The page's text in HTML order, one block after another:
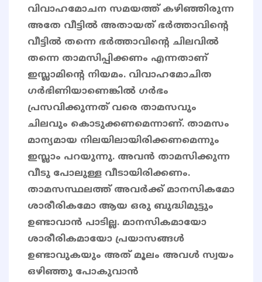
വിവാഹമോചന സമയത്ത് കഴിഞ്ഞിരുന്ന
അതേ വീട്ടിൽ അതായത് ഭർത്താവിൻ്റെ
വീട്ടിൽ തന്നെ ഭർത്താവിന്റെ ചിലവിൽ
തന്നെ താമസിപ്പിക്കണം എന്നതാണ്
ഇസ്ലാമിൻ്റെ നിയമം. വിവാഹമോചിത
ഗര്‍ഭിണിയാണെങ്കില്‍ ഗര്‍ഭം
പ്രസവിക്കുന്നത് വരെ താമസവും
ചിലവും കൊടുക്കണമെന്നാണ്. താമസം
മാന്യമായ നിലയിലായിരിക്കണമെന്നും
ഇസ്ലാം പറയുന്നു. അവന്‍ താമസിക്കുന്ന
വീടു പോലുള്ള വീടായിരിക്കണം.
താമസസ്ഥലത്ത് അവർക്ക് മാനസികമോ
ശാരീരികമോ ആയ ഒരു ബുദ്ധിമുട്ടും
ഉണ്ടാവാൻ പാടില്ല. മാനസികമായോ
ശാരീരികമായോ പ്രയാസങ്ങൾ
ഉണ്ടാവുകയും അത് മൂലം അവൾ സ്വയം
ഒഴിഞ്ഞു പോകുവാൻ